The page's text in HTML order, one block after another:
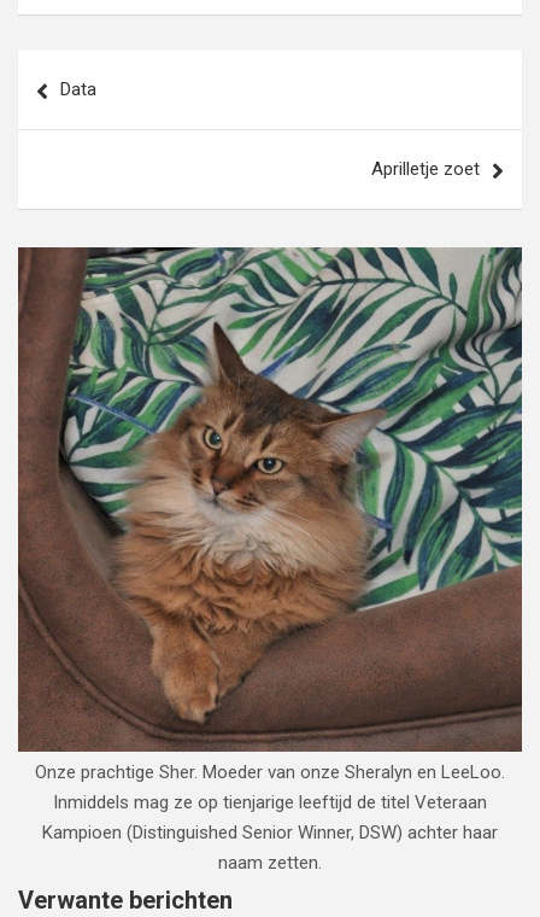
navigatie
Data
Aprilletje zoet
Onze prachtige Sher. Moeder van onze Sheralyn en LeeLoo.
Inmiddels mag ze op tienjarige leeftijd de titel Veteraan
Kampioen (Distinguished Senior Winner, DSW) achter haar
naam zetten.
Verwante berichten